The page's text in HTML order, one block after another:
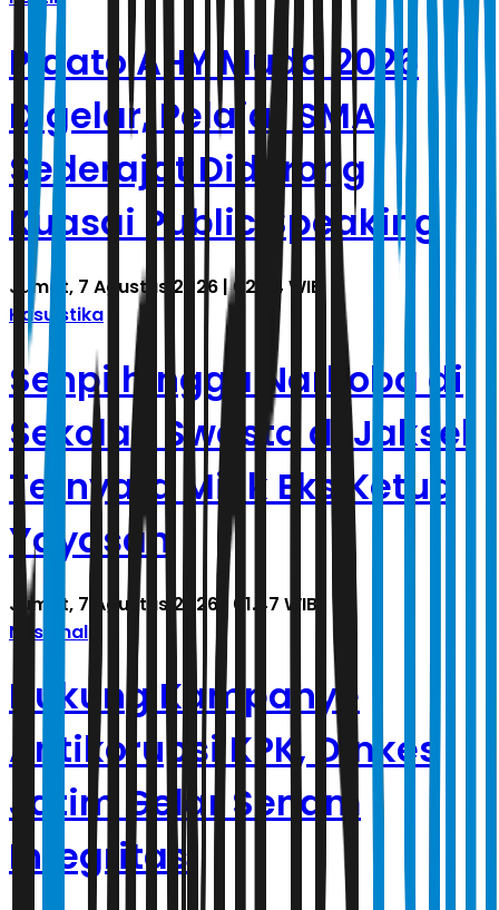
Pidato AHY Muda 2026
Digelar, Pelajar SMA
Sederajat Didorong
Kuasai Public Speaking
Jumat, 7 Agustus 2026 | 02.24 WIB
Kasuistika
Senpi hingga Narkoba di
Sekolah Swasta di Jaksel
Ternyata Milik Eks Ketua
Yayasan
Jumat, 7 Agustus 2026 | 01.47 WIB
Nasional
Dukung Kampanye
Antikorupsi KPK, Dinkes
Jatim Gelar Senam
Integritas